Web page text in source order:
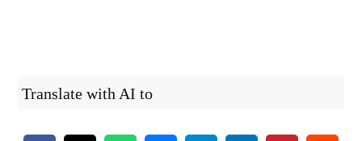
Translate with AI to